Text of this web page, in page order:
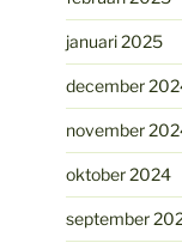
januari 2025
december
november
oktober 2024
september